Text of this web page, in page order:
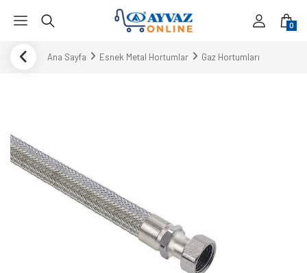
0
Ana Sayfa Esnek Metal Hortumlar Gaz Hortumları